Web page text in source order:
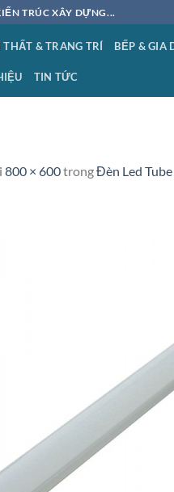
TRÚC XÂY DỰNG...
THẤT & TRANG TRÍ BẾP & GIA
TIN TỨC
800 × 600trongĐèn Led